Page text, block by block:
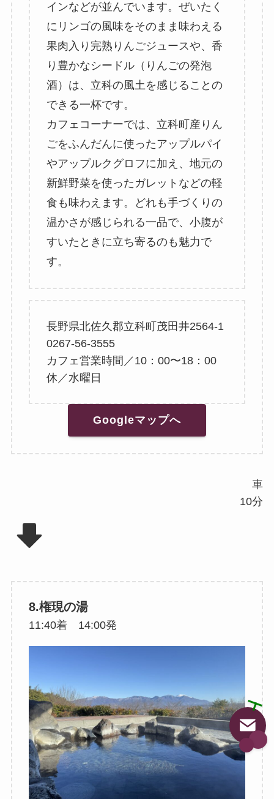
インなどが並んでいます。ぜいたく
にリンゴの風味をそのまま味わえる
果肉入り完熟りんごジュースや、香
り豊かなシードル（りんごの発泡
酒）は、立科の風土を感じることの
できる一杯です。
カフェコーナーでは、立科町産りん
ごをふんだんに使ったアップルパイ
やアップルクグロフに加え、地元の
新鮮野菜を使ったガレットなどの軽
食も味わえます。どれも手づくりの
温かさが感じられる一品で、小腹が
すいたときに立ち寄るのも魅力で
す。
長野県北佐久郡立科町茂田井2564-1
0267-56-3555
カフェ営業時間／10：00〜18：00
休／水曜日
Googleマップへ
車
10分
8.権現の湯
11:40着 14:00発